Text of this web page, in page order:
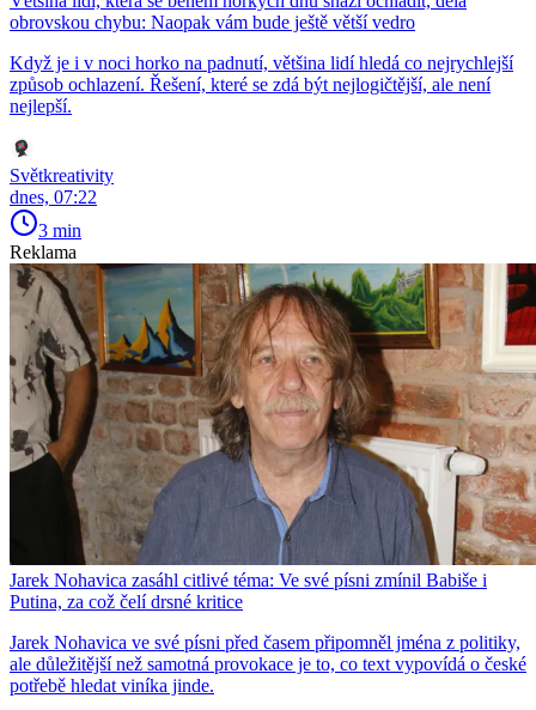
obrovskou chybu: Naopak vám bude ještě větší vedro
Když je i v noci horko na padnutí, většina lidí hledá co nejrychlejší
způsob ochlazení. Řešení, které se zdá být nejlogičtější, ale není
nejlepší.
Světkreativity
dnes, 07:22
3 min
Reklama
Jarek Nohavica zasáhl citlivé téma: Ve své písni zmínil Babiše i
Putina, za což čelí drsné kritice
Jarek Nohavica ve své písni před časem připomněl jména z politiky,
ale důležitější než samotná provokace je to, co text vypovídá o české
potřebě hledat viníka jinde.